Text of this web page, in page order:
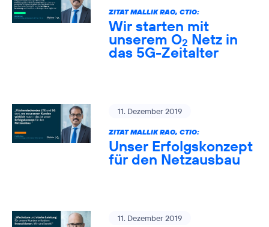
ZITAT MALLIK RAO, CTIO:
Wir starten mit
unserem O2 Netz in
das 5G-Zeitalter
11. Dezember 2019
ZITAT MALLIK RAO, CTIO:
Unser Erfolgskonzept
für den Netzausbau
11. Dezember 2019